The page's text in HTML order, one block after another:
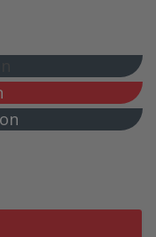
Laine de roche